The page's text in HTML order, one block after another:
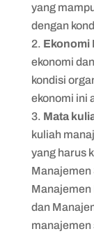
yang
dengan
Ekonomi
ekonomi
kondisi
ekonomi ini
Mata
kuliah
yang harus
Manajemen
Manajemen
dan
manajemen